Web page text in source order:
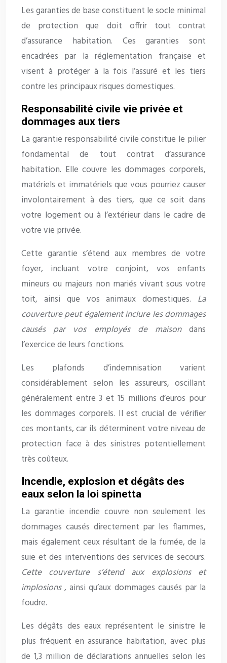
Les garanties de base constituent le socle minimal
de protection que doit offrir tout contrat
d’assurance habitation. Ces garanties sont
encadrées par la réglementation française et
visent à protéger à la fois l’assuré et les tiers
contre les principaux risques domestiques.
Responsabilité civile vie privée et
dommages aux tiers
La garantie responsabilité civile constitue le pilier
fondamental de tout contrat d’assurance
habitation. Elle couvre les dommages corporels,
matériels et immatériels que vous pourriez causer
involontairement à des tiers, que ce soit dans
votre logement ou à l’extérieur dans le cadre de
votre vie privée.
Cette garantie s’étend aux membres de votre
foyer, incluant votre conjoint, vos enfants
mineurs ou majeurs non mariés vivant sous votre
toit, ainsi que vos animaux domestiques. La
couverture peut également inclure les dommages
causés par vos employés de maison dans
l’exercice de leurs fonctions.
Les plafonds d’indemnisation varient
considérablement selon les assureurs, oscillant
généralement entre 3 et 15 millions d’euros pour
les dommages corporels. Il est crucial de vérifier
ces montants, car ils déterminent votre niveau de
protection face à des sinistres potentiellement
très coûteux.
Incendie, explosion et dégâts des
eaux selon la loi spinetta
La garantie incendie couvre non seulement les
dommages causés directement par les flammes,
mais également ceux résultant de la fumée, de la
suie et des interventions des services de secours.
Cette couverture s’étend aux explosions et
implosions, ainsi qu’aux dommages causés par la
foudre.
Les dégâts des eaux représentent le sinistre le
plus fréquent en assurance habitation, avec plus
de 1,3 million de déclarations annuelles selon les